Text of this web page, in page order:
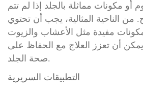
أو مكونات مماثلة بالجلد إذا لم تتم
من الناحية المثالية، يجب أن تحتوي
مفيدة مثل الأعشاب والزيوت
يمكن أن تعزز العلاج مع الحفاظ على
صحة الجلد.
التطبيقات السريرية